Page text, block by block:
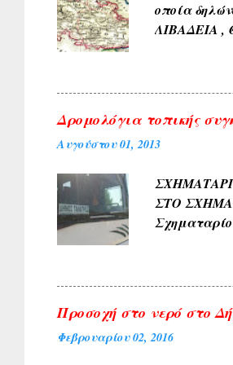
οποία
ΛΙΒΑΔΕΙΑ ,
φύσεως
ΓΛΥΚΟΝΕΡΙ
και καρπών
(Αετοράχη ,
Δρομολόγια τοπικής
Αυγούστου 01, 2013
ΣΤΟ
Προσοχή στο νερό στο
Φεβρουαρίου 02, 2016